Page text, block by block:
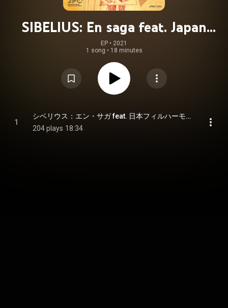
SIBELIUS: En saga feat. Japan
Philharmonic Orchestra
EP • 2021
1 song • 18 minutes
1
シベリウス：エン・サガ feat. 日本フィルハーモニー交響楽団 - SIBELIUS: En saga feat. Japan Philharmonic Orchestra (feat. 日本フィルハーモニー交響楽団)
204 plays 18:34